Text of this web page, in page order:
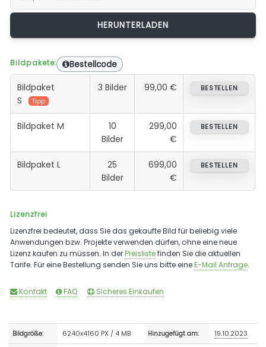
Bildpakete: Bestellcode
Bildpaket
S
Tipp
3 Bilder 99,00 € BESTELLEN
Bildpaket M
10
Bilder
299,00
€
BESTELLEN
Bildpaket L
25
Bilder
699,00
€
BESTELLEN
Lizenzfrei
Lizenzfrei bedeutet, dass Sie das gekaufte Bild für beliebig viele
Anwendungen bzw. Projekte verwenden dürfen, ohne eine neue
Lizenz kaufen zu müssen. In derPreislistefinden Sie die aktuellen
Tarife. Für eine Bestellung senden Sie uns bitte eineE-Mail Anfrage.
Kontakt FAQ Sicheres Einkaufen
Bildgröße: 6240x4160 PX / 4 MB Hinzugefügt am: 19.10.2023